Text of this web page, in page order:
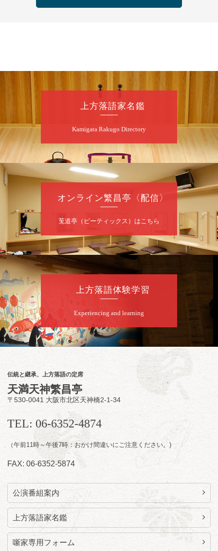
桂雀太「まんじゅうこわい」／桂三度「青
お問合せ：らららのらくご会予約事務局
090-6976-1777 email：
lalalanorakugo@gmail.com
昼
桂九寿玉／桂弥太郎／桂かい枝※／けんたと
ももえ（音曲漫才）※／笑福亭三喬／桂米二
～仲入～桂咲之輔／林家染団治／渡辺あきら
（ジャグリング）／笑福亭松枝（※…配信は
ございません）
★菟道亭配信あり
夜
8月10日（月）
桂慶治朗 月例奮闘落語会 八月席
桂慶治朗「鉄砲勇助」「植木屋娘」ほか一席
／桂弥壱「開口一番」
前売2,000円 当日2,500円
お問合せ：慶治朗落語会事務局 090-8126-
2020
★菟道亭配信あり
配信の
購入はこちらをクリック
8月11日（火）
昼席：番組案内
桂九寿玉／桂弥太郎／桂かい枝※／けんたと
ももえ（音曲漫才）※／笑福亭三喬／桂米平
～仲入～桂咲之輔／林家染団治／キタノ大地
（マジック）／笑福亭松枝（※…配信はござ
★菟道亭 配信あり
上方落語家名鑑
Kamigata Rakugo Directory
オンライン繁昌亭〈配信〉
莵道亭（ピーティックス）はこちら
上方落語体験学習
Experiencing and learning
伝統と継承、上方落語の定席
天満天神繁昌亭
〒530-0041 大阪市北区天神橋2-1-34
TEL: 06-6352-4874
（午前11時～午後7時：おかけ間違いにご注意ください。)
FAX: 06-6352-5874
公演番組案内
上方落語家名鑑
噺家専用フォーム